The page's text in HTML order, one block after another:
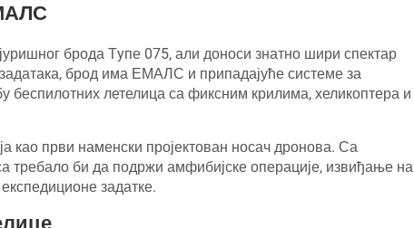
брода Тyпе 075, али доноси знатно шири спектар
брод има ЕМАЛС и припадајуће системе за
беспилотних летелица са фиксним крилима, хеликоптера и
као први наменски пројектован носач дронова. Са
требало би да подржи амфибијске операције, извиђање на
задатке.